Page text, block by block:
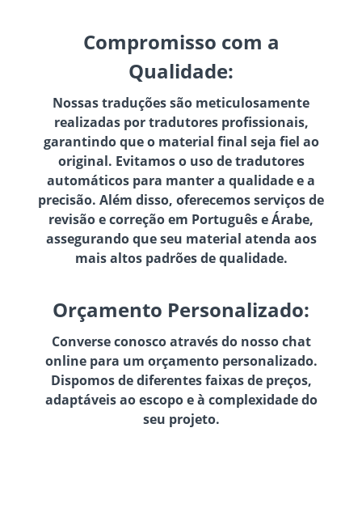
Compromisso com a
Qualidade:
Nossas traduções são meticulosamente
realizadas por tradutores profissionais,
garantindo que o material final seja fiel ao
original. Evitamos o uso de tradutores
automáticos para manter a qualidade e a
precisão. Além disso, oferecemos serviços de
revisão e correção em Português e Árabe,
assegurando que seu material atenda aos
mais altos padrões de qualidade.
Orçamento Personalizado:
Converse conosco através do nosso chat
online para um orçamento personalizado.
Dispomos de diferentes faixas de preços,
adaptáveis ao escopo e à complexidade do
seu projeto.